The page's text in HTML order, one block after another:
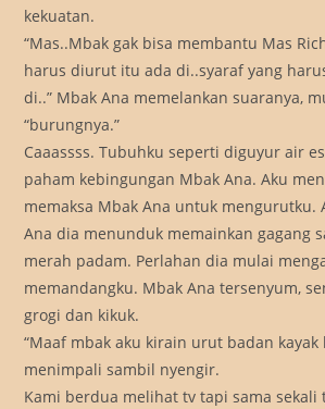
kekuatan.
“Mas..Mbak gak bisa membantu Mas
harus diurut itu ada di..syaraf yang
di..” Mbak Ana memelankan suaranya,
“burungnya.”
Caaassss. Tubuhku seperti diguyur air
paham kebingungan Mbak Ana. Aku
memaksa Mbak Ana untuk mengurutku.
Ana dia menunduk memainkan gagang
merah padam. Perlahan dia mulai
memandangku. Mbak Ana tersenyum,
grogi dan kikuk.
“Maaf mbak aku kirain urut badan kayak
menimpali sambil nyengir.
Kami berdua melihat tv tapi sama sekali